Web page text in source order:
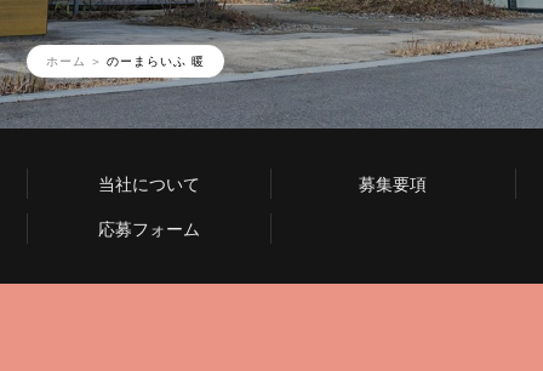
ホーム のーまらいふ 暖
当社について
募集要項
応募フォーム